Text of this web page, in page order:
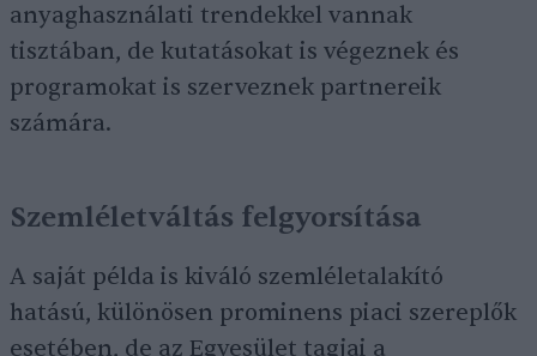
anyaghasználati trendekkel vannak
tisztában, de kutatásokat is végeznek és
programokat is szerveznek partnereik
számára.
Szemléletváltás felgyorsítása
A saját példa is kiváló szemléletalakító
hatású, különösen prominens piaci szereplők
esetében, de az Egyesület tagjai a